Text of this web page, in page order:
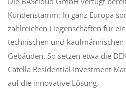
Kundenstamm: In ganz Europa
zahlreichen Liegenschaften für
technischen und
Gebäuden. So setzen etwa die
Catella Residential Investment
auf die innovative Lösung.